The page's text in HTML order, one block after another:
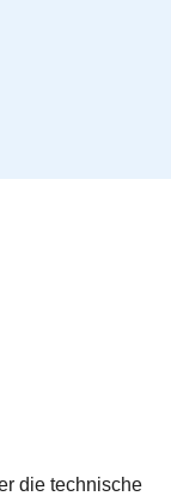
die technische